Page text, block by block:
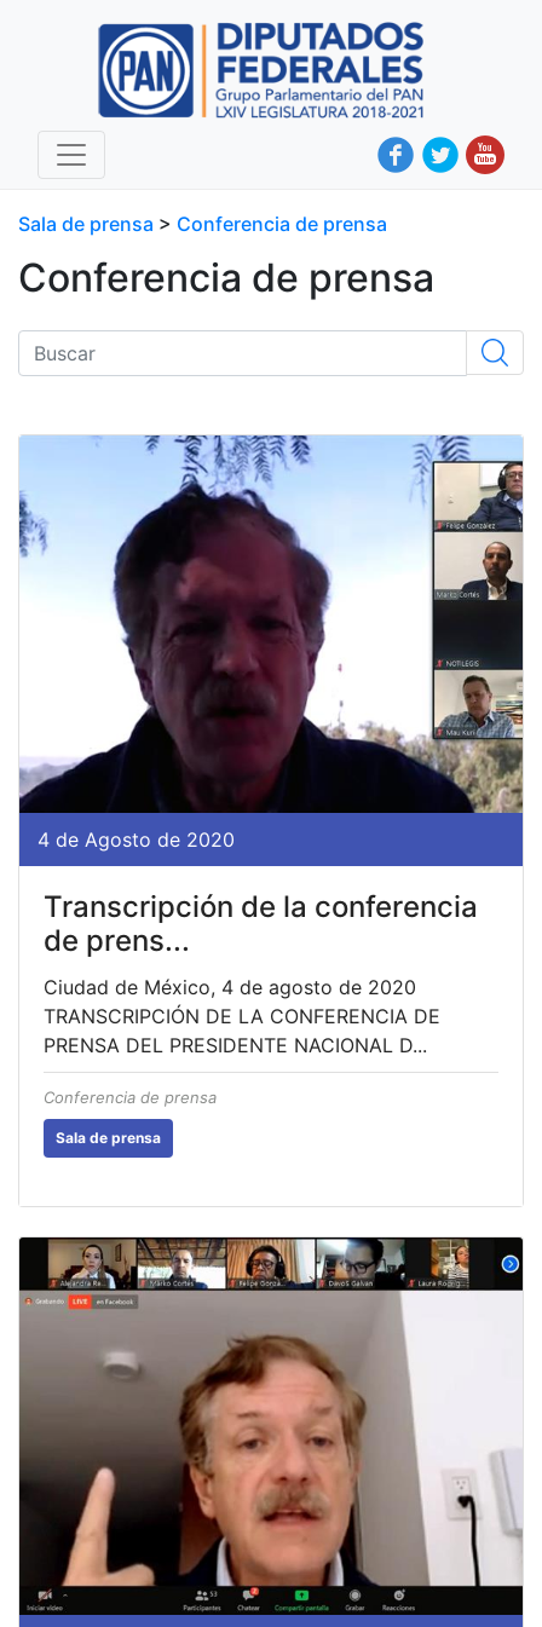
Sala de prensa > Conferencia de prensa
Conferencia de prensa
4 de Agosto de 2020
Transcripción de la conferencia
de prens...
Ciudad de México, 4 de agosto de 2020
TRANSCRIPCIÓN DE LA CONFERENCIA DE
PRENSA DEL PRESIDENTE NACIONAL D...
Conferencia de prensa
Sala de prensa